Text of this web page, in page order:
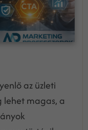
az üzleti
magas, a